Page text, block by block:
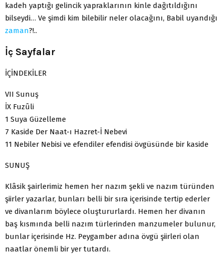
kadeh yaptığı gelincik yapraklarının kinle dağıtıldığını
bilseydi… Ve şimdi kim bilebilir neler olacağını, Babil uyandığı
zaman?!..
İç Sayfalar
İÇİNDEKİLER
VII Sunuş
İX Fuzûli
1 Suya Güzelleme
7 Kaside Der Naat-ı Hazret-İ Nebevi
11 Nebiler Nebisi ve efendiler efendisi övgüsünde bir kaside
SUNUŞ
Klâsik şairlerimiz hemen her nazım şekli ve nazım türünden
şiirler yazarlar, bunları belli bir sıra içerisinde tertip ederler
ve divanlarım böylece oluştururlardı. Hemen her divanın
baş kısmında belli nazım türlerinden manzumeler bulunur,
bunlar içerisinde Hz. Peygamber adına övgü şiirleri olan
naatlar önemli bir yer tutardı.